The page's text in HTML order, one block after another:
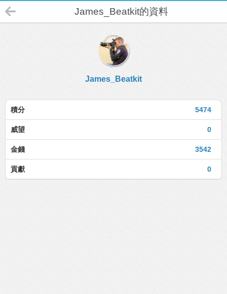
James_Beatkit的資料
James_Beatkit
5474
積分
0
威望
3542
金錢
0
貢獻